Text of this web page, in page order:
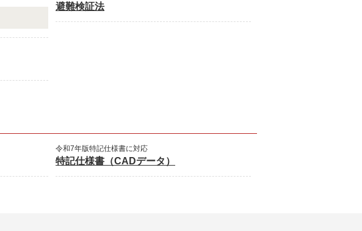
避難検証法
令和7年版特記仕様書に対応
特記仕様書（CADデータ）